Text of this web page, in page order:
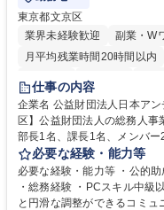
東京都文京区
業界未経験歓迎
副業・W
月平均残業時間20時間以内
賞与あり
育休あり
食事補助あり
仕事の内容
企業名 公益財団法人日本アンチ・ドーピ
区】公益財団法人の総務人事業務／年間休
部長1名、課長1名、メンバ
当者として業務を覚えていた
ジションとして活躍いただくことを期
プの業務内容】 ・人事制度
怠管理 ・官公庁への各種提
必要な経験・能力等
必要な経験・能力等 ・公的
・総務経験 ・PCスキル中
と円滑な調整ができるコミュニケ